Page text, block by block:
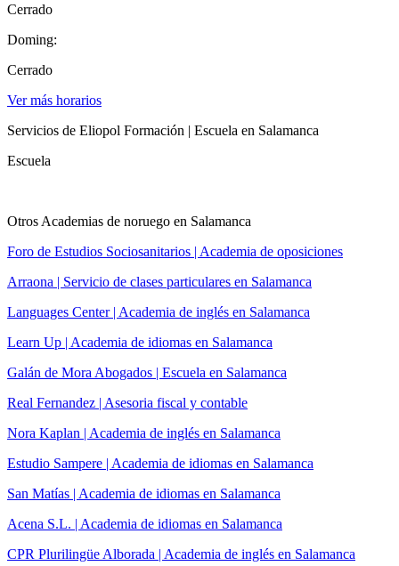
Cerrado
Doming:
Cerrado
Ver más horarios
Servicios de Eliopol Formación | Escuela en Salamanca
Escuela
Otros Academias de noruego en Salamanca
Foro de Estudios Sociosanitarios | Academia de oposiciones
Arraona | Servicio de clases particulares en Salamanca
Languages Center | Academia de inglés en Salamanca
Learn Up | Academia de idiomas en Salamanca
Galán de Mora Abogados | Escuela en Salamanca
Real Fernandez | Asesoria fiscal y contable
Nora Kaplan | Academia de inglés en Salamanca
Estudio Sampere | Academia de idiomas en Salamanca
San Matías | Academia de idiomas en Salamanca
Acena S.L. | Academia de idiomas en Salamanca
CPR Plurilingüe Alborada | Academia de inglés en Salamanca